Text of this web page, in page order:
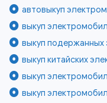
автовыкуп
выкуп
выкуп подержанных
выкуп китайских
выкуп
выкуп